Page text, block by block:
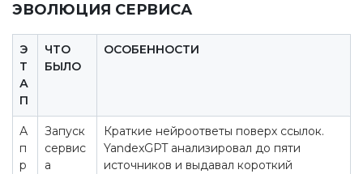
ЭВОЛЮЦИЯ СЕРВИСА
Э
Т
А
П
ЧТО
БЫЛО
ОСОБЕННОСТИ
А
п
р
Запуск
сервис
а
Краткие нейроответы поверх ссылок.
YandexGPT анализировал до пяти
источников и выдавал короткий